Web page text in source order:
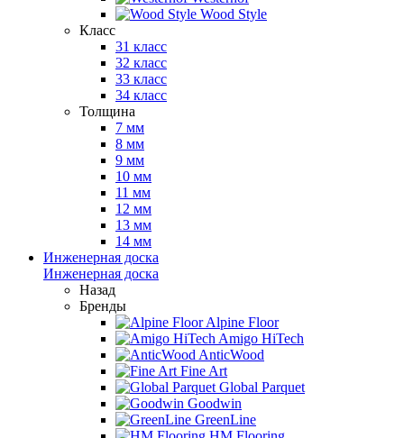
Wood Style
Класс
31 класс
32 класс
33 класс
34 класс
Толщина
7 мм
8 мм
9 мм
10 мм
11 мм
12 мм
13 мм
14 мм
Инженерная доска
Инженерная доска
Назад
Бренды
Alpine Floor
Amigo HiTech
AnticWood
Fine Art
Global Parquet
Goodwin
GreenLine